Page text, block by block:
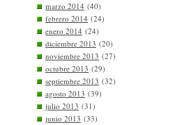
marzo 2014 (40)
febrero 2014 (24)
enero 2014 (24)
diciembre 2013 (20)
noviembre 2013 (27)
octubre 2013 (29)
septiembre 2013 (32)
agosto 2013 (39)
julio 2013 (31)
junio 2013 (33)